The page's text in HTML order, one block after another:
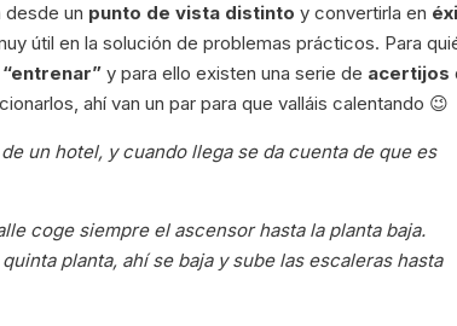
desde un punto de vista distinto y convertirla en
útil en la solución de problemas prácticos. Para
y para ello existen una serie de acertijos
ahí van un par para que valláis calentando 😉
un hotel, y cuando llega se da cuenta de que es
coge siempre el ascensor hasta la planta baja.
planta, ahí se baja y sube las escaleras hasta